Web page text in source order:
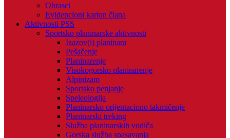
Obrasci
Evidencioni karton člana
Aktivnosti PSS
Sportsko planinarske aktivnosti
Izazov(i) planinara
Pešačenje
Planinarenje
Visokogorsko planinarenje
Alpinizam
Sportsko penjanje
Speleologija
Planinarsko orijentaciono takmičenje
Planinarski treking
Služba planinarskih vodiča
Gorska služba spasavanja